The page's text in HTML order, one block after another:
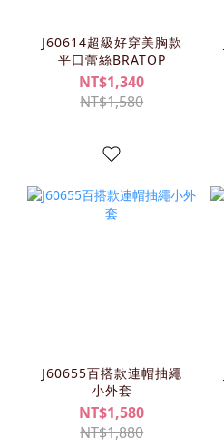
J60614超級好穿美胸款
平口蕾絲BRATOP
NT$1,340
NT$1,580
J60655百搭款連帽抽繩
小外套
NT$1,580
NT$1,880